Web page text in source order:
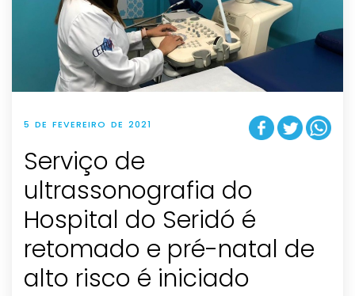
5 DE FEVEREIRO DE 2021
Serviço de
ultrassonografia do
Hospital do Seridó é
retomado e pré-natal de
alto risco é iniciado